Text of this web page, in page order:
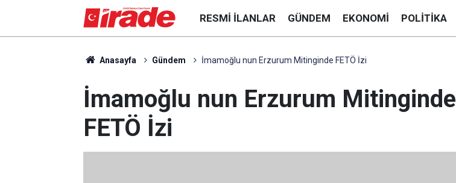
RESMI İLANLAR GÜNDEM EKONOMI POLITIKA
Anasayfa Gündem İmamoğlu nun Erzurum Mitinginde FETÖ İzi
İmamoğlu nun Erzurum Mitinginde
FETÖ İzi